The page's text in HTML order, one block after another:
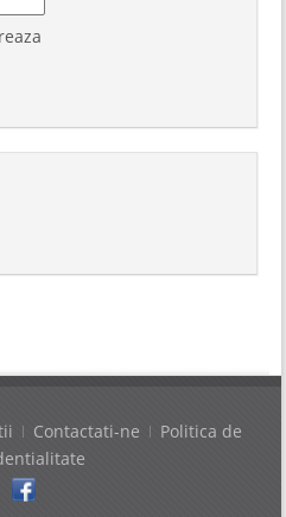
Contactati-ne
Politica de